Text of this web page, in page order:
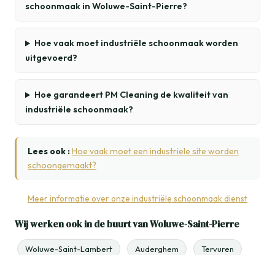
schoonmaak in Woluwe-Saint-Pierre?
Hoe vaak moet industriële schoonmaak worden
uitgevoerd?
Hoe garandeert PM Cleaning de kwaliteit van
industriële schoonmaak?
Lees ook :Hoe vaak moet een industriele site worden
schoongemaakt?
Meer informatie over onze industriële schoonmaak dienst
Wij werken ook in de buurt van Woluwe-Saint-Pierre
Woluwe-Saint-Lambert Auderghem Tervuren